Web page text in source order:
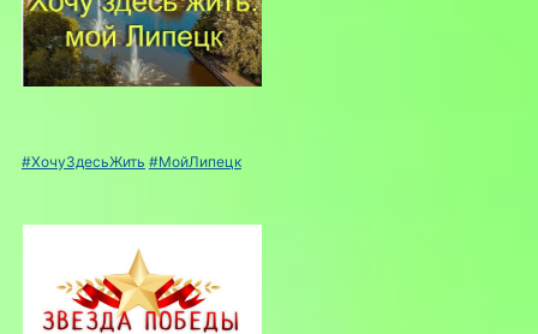
#ХочуЗдесьЖить #МойЛипецк